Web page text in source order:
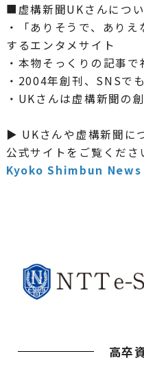
■虚構新聞UKさんにつ
・「ありそうで、あり
するエンタメサイト
・本物そっくりの記事
・2004年創刊、SNSで
・UKさんは虚構新聞の
▶ UKさんや虚構新聞に
公式サイトをご覧くださ
Kyoko Shimbun News
高卒